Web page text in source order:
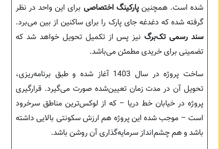
شده است. همچنینپارکینگ اختصاصی برای این واحد در نظر
گرفته شده که دغدغه جای پارک را برای ساکنین از بین می‌برد.
سند رسمی تک‌برگنیز پس از تکمیل تحویل خواهد شد که
تضمینی برای خریدی مطمئن می‌باشد.
ساخت پروژه در سال 1403 آغاز شده و طبق برنامه‌ریزی،
تحویل آن در مدت زمان تعیین‌شده صورت می‌گیرد. قرارگیری
پروژه در خیابان خط دریا – که از لوکس‌ترین مناطق سرخرود
است – موجب شده این پروژه هم ارزش سکونتی بالایی داشته
باشد و هم چشم‌انداز سرمایه‌گذاری آن روشن باشد.